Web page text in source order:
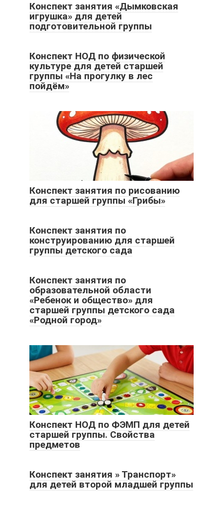
Конспект занятия «Дымковская
игрушка» для детей
подготовительной группы
Конспект НОД по физической
культуре для детей старшей
группы «На прогулку в лес
пойдём»
Конспект занятия по рисованию
для старшей группы «Грибы»
Конспект занятия по
конструированию для старшей
группы детского сада
Конспект занятия по
образовательной области
«Ребенок и общество» для
старшей группы детского сада
«Родной город»
Конспект НОД по ФЭМП для детей
старшей группы. Свойства
предметов
Конспект занятия » Транспорт»
для детей второй младшей группы